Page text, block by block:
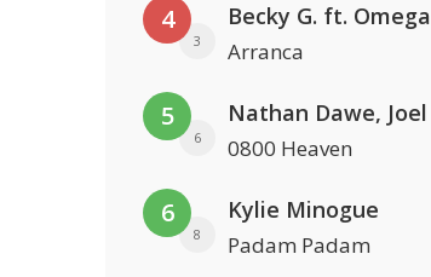
4
3
Becky G. ft. Omega
Arranca
5
6 0800 Heaven
6
8
Kylie Minogue
Padam Padam